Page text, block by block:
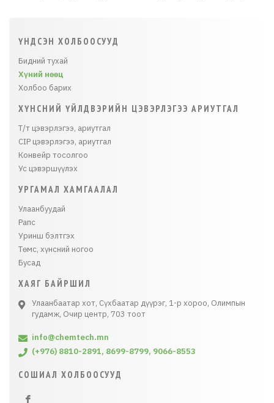
ҮНДСЭН ХОЛБООСУУД
Бидний тухай
Хүний нөөц
Холбоо барих
ХҮНСНИЙ ҮЙЛДВЭРИЙН ЦЭВЭРЛЭГЭЭ АРИУТГАЛ
Т/т цэвэрлэгээ, ариутгал
CIP цэвэрлэгээ, ариутгал
Конвейр тосолгоо
Ус цэвэршүүлэх
УРГАМАЛ ХАМГААЛАЛ
Улаанбуудай
Рапс
Уринш бэлтгэх
Төмс, хүнсний ногоо
Бусад
ХАЯГ БАЙРШИЛ
Улаанбаатар хот, Сүхбаатар дүүрэг, 1-р хороо, Олимпын
гудамж, Очир центр, 703 тоот
info@chemtech.mn
(+976) 8810-2891, 8699-8799, 9066-8553
СОШИАЛ ХОЛБООСУУД